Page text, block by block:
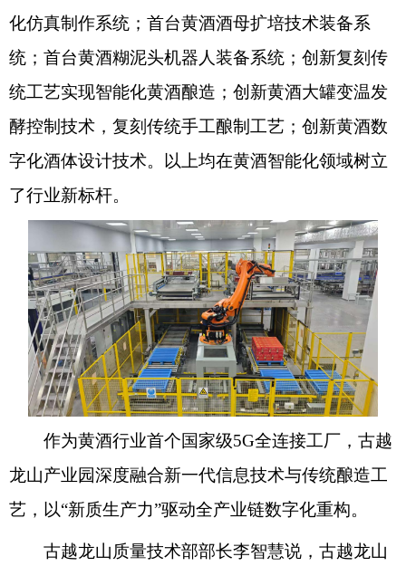
化仿真制作系统；首台黄酒酒母扩培技术装备系
统；首台黄酒糊泥头机器人装备系统；创新复刻传
统工艺实现智能化黄酒酿造；创新黄酒大罐变温发
酵控制技术，复刻传统手工酿制工艺；创新黄酒数
字化酒体设计技术。以上均在黄酒智能化领域树立
了行业新标杆。
作为黄酒行业首个国家级5G全连接工厂，古越
龙山产业园深度融合新一代信息技术与传统酿造工
艺，以“新质生产力”驱动全产业链数字化重构。
古越龙山质量技术部部长李智慧说，古越龙山